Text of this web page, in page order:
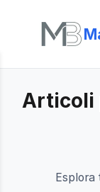
Articoli
Esplora